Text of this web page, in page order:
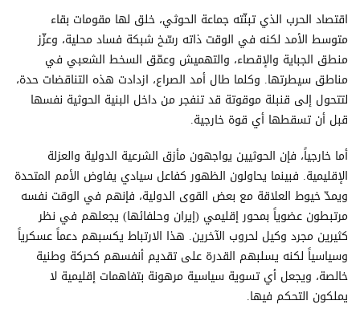
اقتصاد الحرب الذي تبنّته جماعة الحوثي، خلق لها مقومات بقاء
متوسط الأمد لكنه في الوقت ذاته رسّخ شبكة فساد محلية، وعزّز
منطق الجباية والإقصاء، والتهميش وعمّق السخط الشعبي في
مناطق سيطرتها. وكلما طال أمد الصراع، ازدادت هذه التناقضات حدة،
لتتحول إلى قنبلة موقوتة قد تنفجر من داخل البنية الحوثية نفسها
قبل أن تسقطها أي قوة خارجية.
أما خارجياً، فإن الحوثيين يواجهون مأزق الشرعية الدولية والعزلة
الإقليمية. فبينما يحاولون الظهور كفاعل سيادي يفاوض الأمم المتحدة
ويمدّ خيوط العلاقة مع بعض القوى الدولية، فإنهم في الوقت نفسه
مرتبطون عضوياً بمحور إقليمي (إيران وحلفائها) يجعلهم في نظر
كثيرين مجرد وكيل لحروب الآخرين. هذا الارتباط يكسبهم دعماً عسكرياً
وسياسياً لكنه يسلبهم القدرة على تقديم أنفسهم كحركة وطنية
خالصة، ويجعل أي تسوية سياسية مرهونة بتفاهمات إقليمية لا
يملكون التحكم فيها.